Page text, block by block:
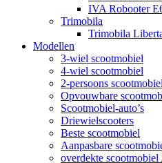
IVA Robooter
Trimobila
Trimobila
Modellen
3-wiel scootmobiel
4-wiel scootmobiel
2-persoons scootmobiel
Opvouwbare
Scootmobiel-auto’s
Driewielscooters
Beste scootmobiel
Aanpasbare
overdekte